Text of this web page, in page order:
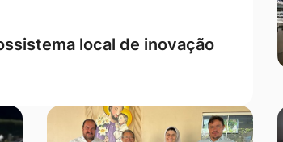
novas leis, Campo Verde